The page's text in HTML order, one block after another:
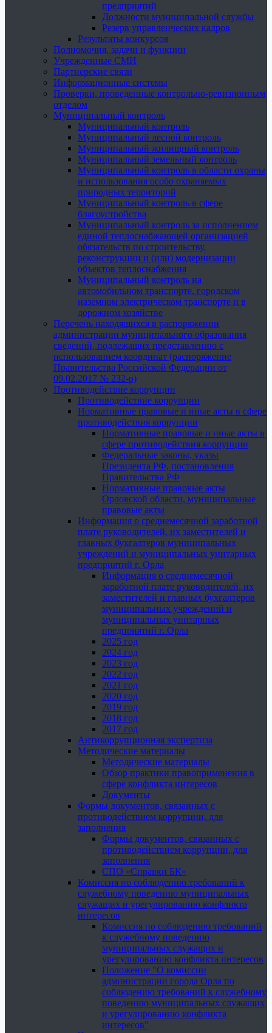
предприятий
Должности муниципальной службы
Резерв управленческих кадров
Результаты конкурсов
Полномочия, задачи и функции
Учрежденные СМИ
Партнерские связи
Информационные системы
Проверки, проведенные контрольно-ревизионным
отделом
Муниципальный контроль
Муниципальный контроль
Муниципальный лесной контроль
Муниципальный жилищный контроль
Муниципальный земельный контроль
Муниципальный контроль в области охраны
и использования особо охраняемых
природных территорий
Муниципальный контроль в сфере
благоустройства
Муниципальный контроль за исполнением
единой теплоснабжающей организацией
обязательств по строительству,
реконструкции и (или) модернизации
объектов теплоснабжения
Муниципальный контроль на
автомобильном транспорте, городском
наземном электрическом транспорте и в
дорожном хозяйстве
Перечень находящихся в распоряжении
администрации муниципального образования
сведений, подлежащих представлению с
использованием координат (распоряжение
Правительства Российской Федерации от
09.02.2017 № 232-р)
Противодействие коррупции
Противодействие коррупции
Нормативные правовые и иные акты в сфере
противодействия коррупции
Нормативные правовые и иные акты в
сфере противодействия коррупции
Федеральные законы, указы
Президента РФ, постановления
Правительства РФ
Нормативные правовые акты
Орловской области, муниципальные
правовые акты
Информация о среднемесячной заработной
плате руководителей, их заместителей и
главных бухгалтеров муниципальных
учреждений и муниципальных унитарных
предприятий г. Орла
Информация о среднемесячной
заработной плате руководителей, их
заместителей и главных бухгалтеров
муниципальных учреждений и
муниципальных унитарных
предприятий г. Орла
2025 год
2024 год
2023 год
2022 год
2021 год
2020 год
2019 год
2018 год
2017 год
Антикоррупционная экспертиза
Методические материалы
Методические материалы
Обзор практики правоприменения в
сфере конфликта интересов
Документы
Формы документов, связанных с
противодействием коррупции, для
заполнения
Формы документов, связанных с
противодействием коррупции, для
заполнения
СПО «Справки БК»
Комиссия по соблюдению требований к
служебному поведению муниципальных
служащих и урегулированию конфликта
интересов
Комиссия по соблюдению требований
к служебному поведению
муниципальных служащих и
урегулированию конфликта интересов
Положение "О комиссии
администрации города Орла по
соблюдению требований к служебному
поведению муниципальных служащих
и урегулированию конфликта
интересов"